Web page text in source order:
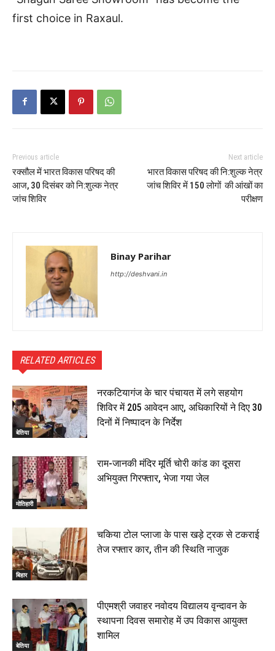
first choice in Raxaul.
Previous article
रक्सौल में भारत विकास परिषद की
आज, 30 दिसंबर को नि:शुल्क नेत्र
जांच शिविर
Next article
भारत विकास परिषद की नि:शुल्क नेत्र
जांच शिविर में 150 लोगों की आंखों का
परीक्षण
Binay Parihar
http://deshvani.in
RELATED ARTICLES
बेतिया
नरकटियागंज के चार पंचायत में लगे सहयोग
शिविर में 205 आवेदन आए, अधिकारियों ने दिए 30
दिनों में निष्पादन के निर्देश
मोतिहारी
राम-जानकी मंदिर मूर्ति चोरी कांड का दूसरा
अभियुक्त गिरफ्तार, भेजा गया जेल
बिहार
चकिया टोल प्लाजा के पास खड़े ट्रक से टकराई
तेज रफ्तार कार, तीन की स्थिति नाजुक
बेतिया
पीएमश्री जवाहर नवोदय विद्यालय वृन्दावन के
स्थापना दिवस समारोह में उप विकास आयुक्त
शामिल